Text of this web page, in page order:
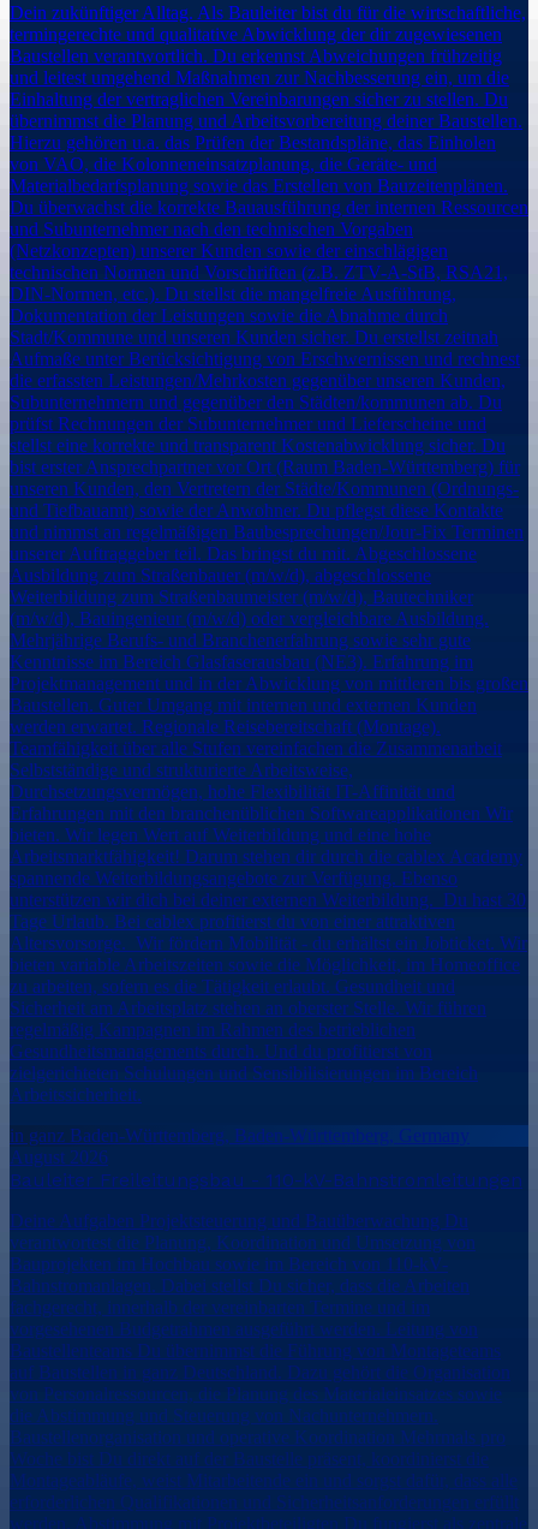
Dein zukünftiger Alltag. Als Bauleiter bist du für die wirtschaftliche,
termingerechte und qualitative Abwicklung der dir zugewiesenen
Baustellen verantwortlich. Du erkennst Abweichungen frühzeitig
und leitest umgehend Maßnahmen zur Nachbesserung ein, um die
Einhaltung der vertraglichen Vereinbarungen sicher zu stellen. Du
übernimmst die Planung und Arbeitsvorbereitung deiner Baustellen.
Hierzu gehören u.a. das Prüfen der Bestandspläne, das Einholen
von VAO, die Kolonneneinsatzplanung, die Geräte- und
Materialbedarfsplanung sowie das Erstellen von Bauzeitenplänen.
Du überwachst die korrekte Bauausführung der internen Ressourcen
und Subunternehmer nach den technischen Vorgaben
(Netzkonzepten) unserer Kunden sowie der einschlägigen
technischen Normen und Vorschriften (z.B. ZTV-A-StB, RSA21,
DIN-Normen, etc.). Du stellst die mangelfreie Ausführung,
Dokumentation der Leistungen sowie die Abnahme durch
Stadt/Kommune und unseren Kunden sicher. Du erstellst zeitnah
Aufmaße unter Berücksichtigung von Erschwernissen und rechnest
die erfassten Leistungen/Mehrkosten gegenüber unseren Kunden,
Subunternehmern und gegenüber den Städten/kommunen ab. Du
prüfst Rechnungen der Subunternehmer und Lieferscheine und
stellst eine korrekte und transparent Kostenabwicklung sicher. Du
bist erster Ansprechpartner vor Ort (Raum Baden-Württemberg) für
unseren Kunden, den Vertretern der Städte/Kommunen (Ordnungs-
und Tiefbauamt) sowie der Anwohner. Du pflegst diese Kontakte
und nimmst an regelmäßigen Baubesprechungen/Jour-Fix Terminen
unserer Auftraggeber teil. Das bringst du mit. Abgeschlossene
Ausbildung zum Straßenbauer (m/w/d), abgeschlossene
Weiterbildung zum Straßenbaumeister (m/w/d), Bautechniker
(m/w/d), Bauingenieur (m/w/d) oder vergleichbare Ausbildung.
Mehrjährige Berufs- und Branchenerfahrung sowie sehr gute
Kenntnisse im Bereich Glasfaserausbau (NE3). Erfahrung im
Projektmanagement und in der Abwicklung von mittleren bis großen
Baustellen. Guter Umgang mit internen und externen Kunden
werden erwartet. Regionale Reisebereitschaft (Montage).
Teamfähigkeit über alle Stufen vereinfachen die Zusammenarbeit
Selbstständige und strukturierte Arbeitsweise,
Durchsetzungsvermögen, hohe Flexibilität IT-Affinität und
Erfahrungen mit den branchenüblichen Softwareapplikationen Wir
bieten. Wir legen Wert auf Weiterbildung und eine hohe
Arbeitsmarktfähigkeit! Darum stehen dir durch die cablex Academy
spannende Weiterbildungsangebote zur Verfügung. Ebenso
unterstützen wir dich bei deiner externen Weiterbildung. Du hast 30
Tage Urlaub. Bei cablex profitierst du von einer attraktiven
Altersvorsorge. Wir fördern Mobilität - du erhältst ein Jobticket. Wir
bieten variable Arbeitszeiten sowie die Möglichkeit, im Homeoffice
zu arbeiten, sofern es die Tätigkeit erlaubt. Gesundheit und
Sicherheit am Arbeitsplatz stehen an oberster Stelle. Wir führen
regelmäßig Kampagnen im Rahmen des betrieblichen
Gesundheitsmanagements durch. Und du profitierst von
zielgerichteten Schulungen und Sensibilisierungen im Bereich
Arbeitssicherheit.
in ganz Baden-Württemberg, Baden-Württemberg, Germany
August 2026
Bauleiter Freileitungsbau - 110-kV-Bahnstromleitungen
Deine Aufgaben Projektsteuerung und Bauüberwachung Du
verantwortest die Planung, Koordination und Umsetzung von
Bauprojekten im Hochbau sowie im Bereich von 110-kV-
Bahnstromanlagen. Dabei stellst Du sicher, dass die Arbeiten
fachgerecht, innerhalb der vereinbarten Termine und im
vorgesehenen Budgetrahmen ausgeführt werden. Leitung von
Baustellenteams Du übernimmst die Führung von Montageteams
auf Baustellen in ganz Deutschland. Dazu gehört die Organisation
von Personalressourcen, die Planung des Materialeinsatzes sowie
die Abstimmung und Steuerung von Nachunternehmern.
Baustellenorganisation und operative Koordination Mehrmals pro
Woche bist Du direkt auf der Baustelle präsent, koordinierst die
Montageabläufe, weist Mitarbeitende ein und sorgst dafür, dass alle
erforderlichen Qualifikationen und Sicherheitsanforderungen erfüllt
werden. Abstimmung mit Projektbeteiligten Du fungierst als zentrale